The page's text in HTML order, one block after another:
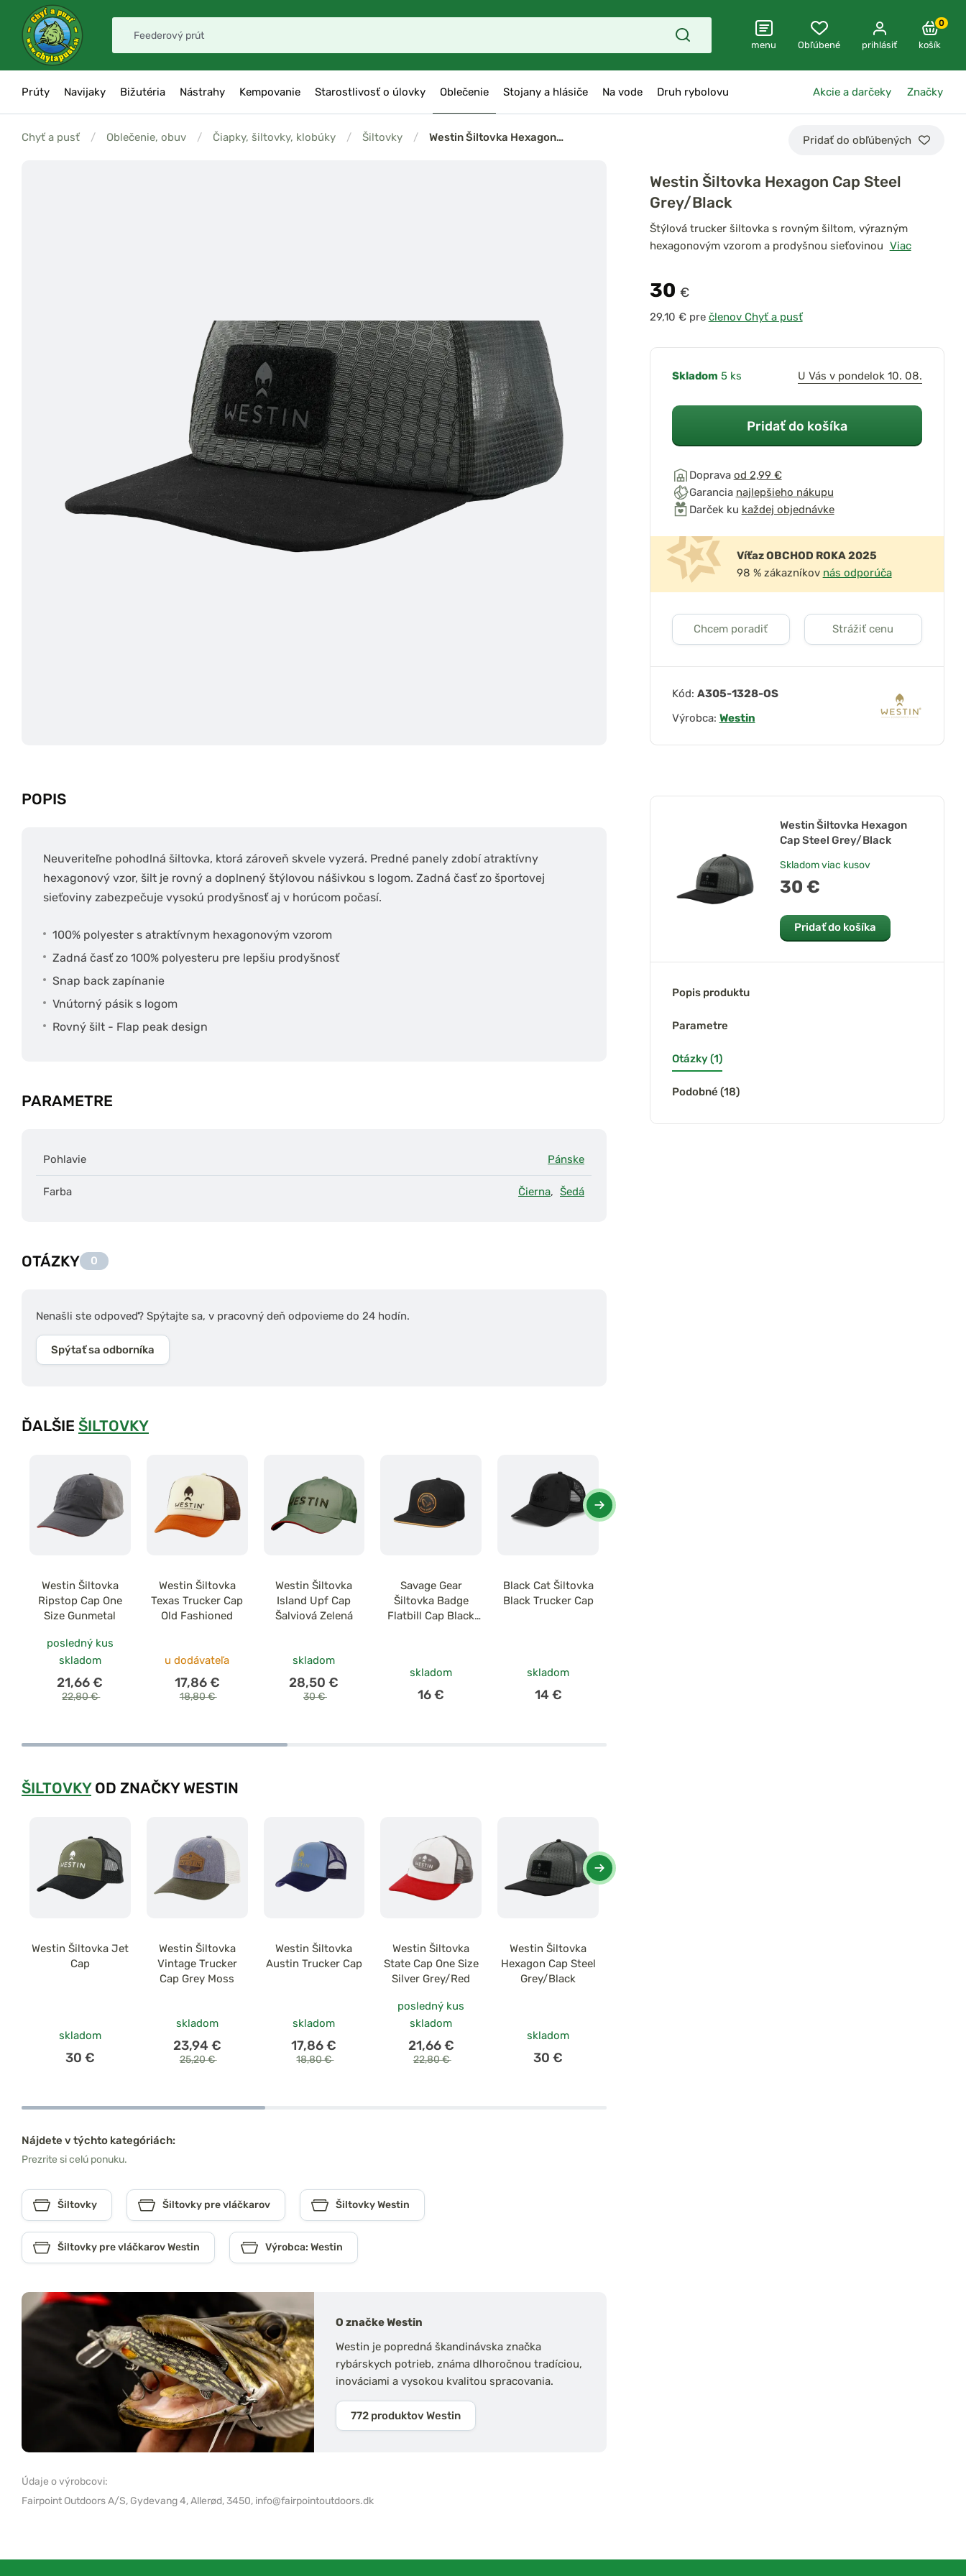
menu Obľúbené prihlásiť
0
košík
Prúty Navijaky Bižutéria Nástrahy Kempovanie Starostlivosť o úlovky Oblečenie Stojany a hlásiče Na vode Druh rybolovu Akcie a darčeky Značky
Chyť a pusť / Oblečenie, obuv / Čiapky, šiltovky, klobúky / Šiltovky / Westin Šiltovka Hexagon… Pridať do obľúbených
POPIS
Neuveriteľne pohodlná šiltovka, ktorá zároveň skvele vyzerá. Predné panely zdobí atraktívny
hexagonový vzor, šilt je rovný a doplnený štýlovou nášivkou s logom. Zadná časť zo športovej
sieťoviny zabezpečuje vysokú prodyšnosť aj v horúcom počasí.
100% polyester s atraktívnym hexagonovým vzorom
Zadná časť zo 100% polyesteru pre lepšiu prodyšnosť
Snap back zapínanie
Vnútorný pásik s logom
Rovný šilt - Flap peak design
PARAMETRE
Pohlavie Pánske
Farba Čierna, Šedá
OTÁZKY 0
Nenašli ste odpoveď? Spýtajte sa, v pracovný deň odpovieme do 24 hodín.
Spýtať sa odborníka
ĎALŠIE ŠILTOVKY
Westin Šiltovka
Ripstop Cap One
Size Gunmetal
posledný kus
skladom
21,66 €
22,80 €
Westin Šiltovka
Texas Trucker Cap
Old Fashioned
u dodávateľa
17,86 €
18,80 €
Westin Šiltovka
Island Upf Cap
Šalviová Zelená
skladom
28,50 €
30 €
Savage Gear
Šiltovka Badge
Flatbill Cap Black
skladom
16 €
Black Cat Šiltovka
Black Trucker Cap
skladom
14 €
ŠILTOVKYOD ZNAČKY WESTIN
Westin Šiltovka Jet
Cap
skladom
30 €
Westin Šiltovka
Vintage Trucker
Cap Grey Moss
skladom
23,94 €
25,20 €
Westin Šiltovka
Austin Trucker Cap
skladom
17,86 €
18,80 €
Westin Šiltovka
State Cap One Size
Silver Grey/Red
posledný kus
skladom
21,66 €
22,80 €
Westin Šiltovka
Hexagon Cap Steel
Grey/Black
skladom
30 €
Nájdete v týchto kategóriách:
Prezrite si celú ponuku.
Šiltovky Šiltovky pre vláčkarov Šiltovky Westin
Šiltovky pre vláčkarov Westin Výrobca: Westin
O značke Westin
Westin je popredná škandinávska značka
rybárskych potrieb, známa dlhoročnou tradíciou,
inováciami a vysokou kvalitou spracovania.
772 produktov Westin
Údaje o výrobcovi:
Fairpoint Outdoors A/S, Gydevang 4, Allerød, 3450, info@fairpointoutdoors.dk
Westin Šiltovka Hexagon Cap Steel
Grey/Black
Štýlová trucker šiltovka s rovným šiltom, výrazným
hexagonovým vzorom a prodyšnou sieťovinou Viac
30 €
pre členov Chyť a pusť
Skladom 5 ks U Vás v pondelok 10. 08.
Pridať do košíka
Doprava od 2,99 €
Garancia najlepšieho nákupu
Darček ku každej objednávke
Víťaz OBCHOD ROKA 2025
98 % zákazníkov nás odporúča
Chcem poradiť Strážiť cenu
Kód: A305-1328-OS
Výrobca: Westin
Westin Šiltovka Hexagon
Cap Steel Grey/Black
Skladomviac kusov
30 €
Pridať do košíka
Popis produktu
Parametre
Otázky (1)
Podobné (18)